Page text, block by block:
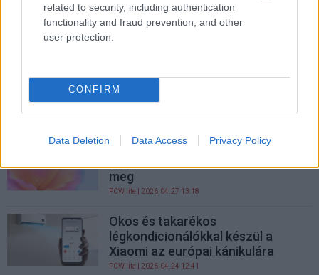
related to security, including authentication
functionality and fraud prevention, and other
user protection.
CONFIRM
Data Deletion Data Access Privacy Policy
Satya Nadella elismerte, hogy a
Windowsnak vissza kell hódítania
a felhasználókat
A Motorola egyszerre árasztotta
el új mobilokkal a piacot
PCW.lite| 2026.04.30 09:15
Új modellt dobott piacra az
meg
PCW.lite | 2026.04.27 13:18
Okos és takarékos
légkondicionálókkal készül a
Xiaomi az európai kánikulára
PCW.lite | 2026.04.24 12:41